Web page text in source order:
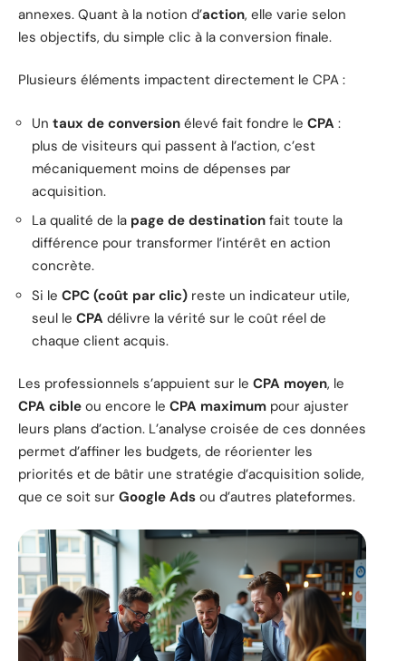
annexes. Quant à la notion d’action, elle varie selon
les objectifs, du simple clic à la conversion finale.
Plusieurs éléments impactent directement le CPA :
Un taux de conversion élevé fait fondre le CPA :
plus de visiteurs qui passent à l’action, c’est
mécaniquement moins de dépenses par
acquisition.
La qualité de la page de destination fait toute la
différence pour transformer l’intérêt en action
concrète.
Si le CPC (coût par clic) reste un indicateur utile,
seul le CPA délivre la vérité sur le coût réel de
chaque client acquis.
Les professionnels s’appuient sur le CPA moyen, le
CPA cible ou encore le CPA maximum pour ajuster
leurs plans d’action. L’analyse croisée de ces données
permet d’affiner les budgets, de réorienter les
priorités et de bâtir une stratégie d’acquisition solide,
que ce soit sur Google Ads ou d’autres plateformes.